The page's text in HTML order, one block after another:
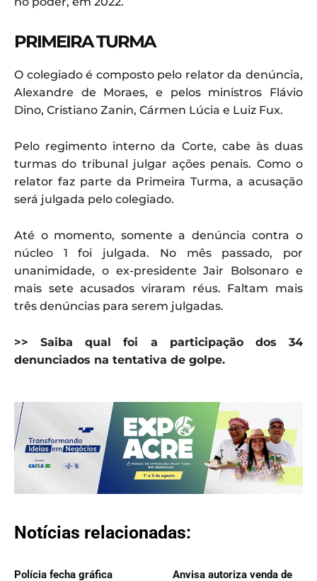
PRIMEIRA TURMA
O colegiado é composto pelo relator da denúncia,
Alexandre de Moraes, e pelos ministros Flávio
Dino, Cristiano Zanin, Cármen Lúcia e Luiz Fux.
Pelo regimento interno da Corte, cabe às duas
turmas do tribunal julgar ações penais. Como o
relator faz parte da Primeira Turma, a acusação
será julgada pelo colegiado.
Até o momento, somente a denúncia contra o
núcleo 1 foi julgada. No mês passado, por
unanimidade, o ex-presidente Jair Bolsonaro e
mais sete acusados viraram réus. Faltam mais
três denúncias para serem julgadas.
>> Saiba qual foi a participação dos 34
denunciados na tentativa de golpe.
Notícias relacionadas:
Polícia fecha gráfica Anvisa autoriza venda de